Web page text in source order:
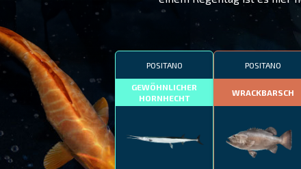
POSITANO
GEWÖHNLICHER
HORNHECHT
POSITANO
WRACKBARSCH